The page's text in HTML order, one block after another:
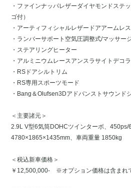
・ファインナッパレザーダイヤモンドステ
ゴ付）
・アーティフィシャルレザードアアームレ
・ランバーサポート空気圧調整式/マッサー
・ステアリングヒーター
・アルミニウムレースアンスラサイトデコ
・RSドアシルトリム
・RS専用スポーツモード
・Bang＆Olufsen3Dアドバンストサウンド
＜主要諸元＞
2.9L V型6気筒DOHCツインターボ、
4780×1865×1435mm、車両重量 1850kg
＜税込新車価格＞
￥12,500,000- ※オプション価格は含まれ